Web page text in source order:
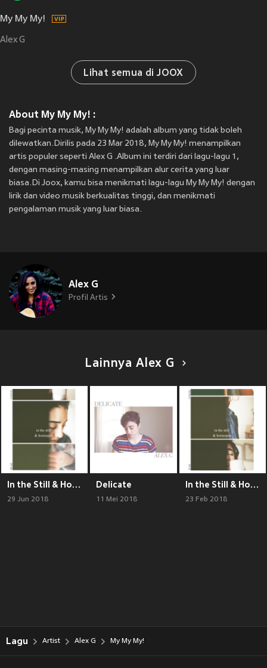
My My My!
Alex G
Lihat semua di JOOX
About My My My! :
Bagi pecinta musik, My My My! adalah album yang tidak boleh
dilewatkan.Dirilis pada 23 Mar 2018, My My My! menampilkan
artis populer seperti Alex G .Album ini terdiri dari lagu-lagu 1,
dengan masing-masing menampilkan alur cerita yang luar
biasa.Di Joox, kamu bisa menikmati lagu-lagu My My My! dengan
lirik dan video musik berkualitas tinggi, dan menikmati
pengalaman musik yang luar biasa.
Alex G
Profil Artis
Lainnya Alex G
In the Still & Homespun Pt. III - EP
29 Jun 2018
Delicate
11 Mei 2018
In the Still & Homespun, Pt. II - EP
23 Feb 2018
Lagu Artist Alex G My My My!